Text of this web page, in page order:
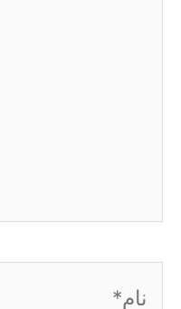
نام*